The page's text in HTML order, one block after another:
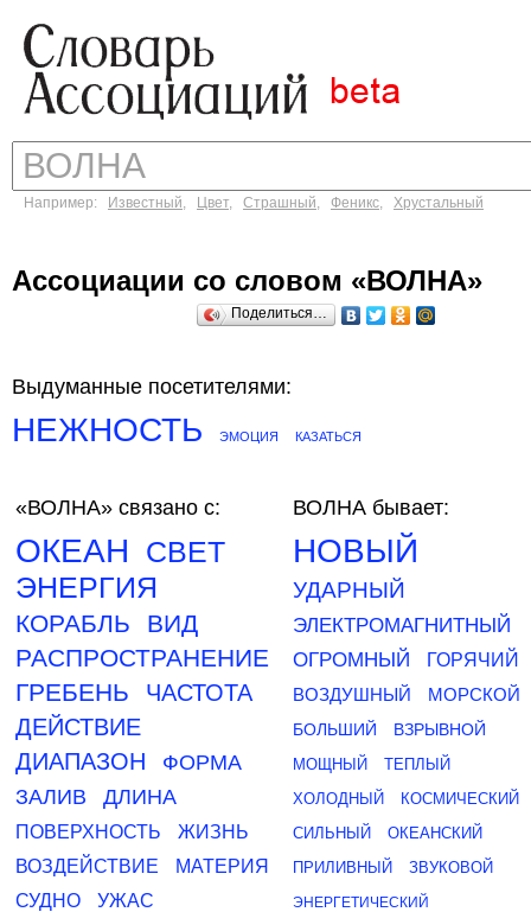
Например: Известный, Цвет, Страшный, Феникс, Хрустальный
Ассоциации со словом «ВОЛНА»
Поделиться…
Выдуманные посетителями:
НЕЖНОСТЬ ЭМОЦИЯ КАЗАТЬСЯ
«ВОЛНА» связано с:
ОКЕАН
СВЕТ
ЭНЕРГИЯ
КОРАБЛЬ
ВИД
РАСПРОСТРАНЕНИЕ
ГРЕБЕНЬ
ЧАСТОТА
ДЕЙСТВИЕ
ДИАПАЗОН
ФОРМА
ЗАЛИВ
ДЛИНА
ПОВЕРХНОСТЬ
ЖИЗНЬ
ВОЗДЕЙСТВИЕ
МАТЕРИЯ
СУДНО
УЖАС
ВОЛНА бывает:
НОВЫЙ
УДАРНЫЙ
ЭЛЕКТРОМАГНИТНЫЙ
ОГРОМНЫЙ
ГОРЯЧИЙ
ВОЗДУШНЫЙ
МОРСКОЙ
БОЛЬШИЙ ВЗРЫВНОЙ
МОЩНЫЙ
ТЕПЛЫЙ
ХОЛОДНЫЙ
КОСМИЧЕСКИЙ
СИЛЬНЫЙ
ОКЕАНСКИЙ
ПРИЛИВНЫЙ
ЗВУКОВОЙ
ЭНЕРГЕТИЧЕСКИЙ